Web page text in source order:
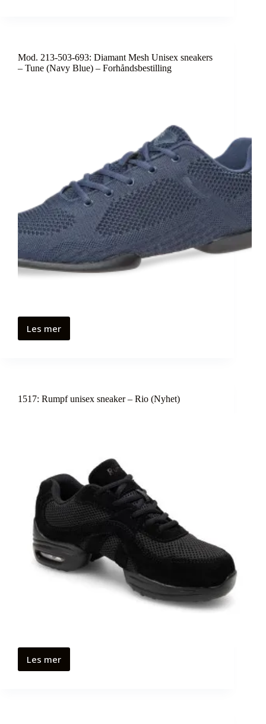
Mod. 213-503-693: Diamant Mesh Unisex sneakers
– Tune (Navy Blue) – Forhåndsbestilling
Les mer
1517: Rumpf unisex sneaker – Rio (Nyhet)
Les mer